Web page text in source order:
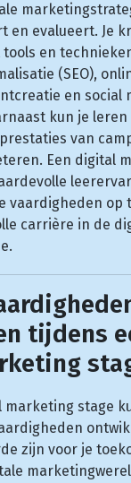
en evalueert. Je
en
(SEO),
en social
kun je leren
van
Een digital
vaardigheden op
carrière in de
tijdens
marketing stage
zijn voor je